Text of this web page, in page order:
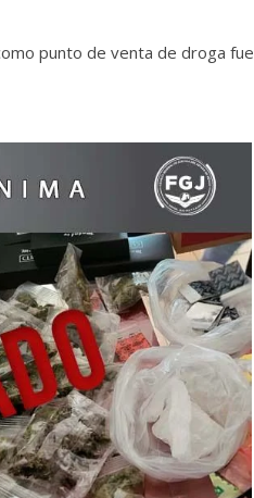
punto de venta de droga fue